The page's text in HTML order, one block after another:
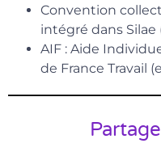
Convention
intégré dans Silae
AIF : Aide
de France Travail